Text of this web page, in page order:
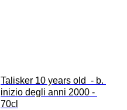
Talisker 10 years old  - b.
inizio degli anni 2000 -
70cl